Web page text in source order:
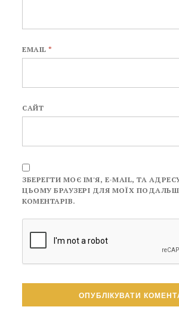
EMAIL*
САЙТ
ЗБЕРЕГТИ МОЄ ІМ'Я, E-MAIL, ТА
ЦЬОМУ БРАУЗЕРІ ДЛЯ МОЇХ
КОМЕНТАРІВ.